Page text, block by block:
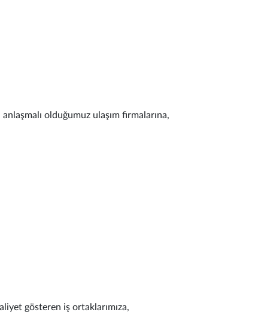
olduğumuz ulaşım firmalarına,
gösteren iş ortaklarımıza,